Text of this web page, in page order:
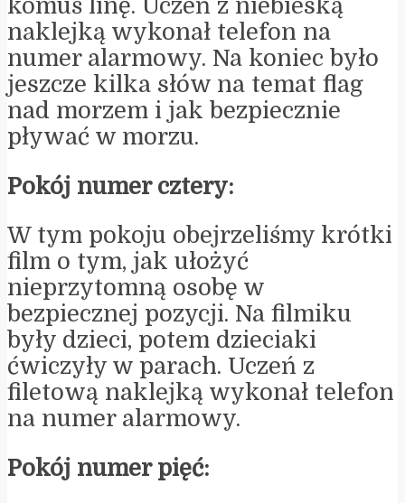
komuś linę. Uczeń z niebieską
naklejką wykonał telefon na
numer alarmowy. Na koniec było
jeszcze kilka słów na temat flag
nad morzem i jak bezpiecznie
pływać w morzu.
Pokój numer cztery:
W tym pokoju obejrzeliśmy krótki
film o tym, jak ułożyć
nieprzytomną osobę w
bezpiecznej pozycji. Na filmiku
były dzieci, potem dzieciaki
ćwiczyły w parach. Uczeń z
filetową naklejką wykonał telefon
na numer alarmowy.
Pokój numer pięć: